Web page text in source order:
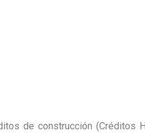
de construcción (Créditos